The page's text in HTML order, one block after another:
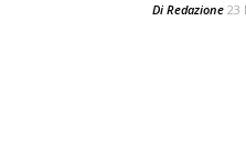
Di Redazione 23